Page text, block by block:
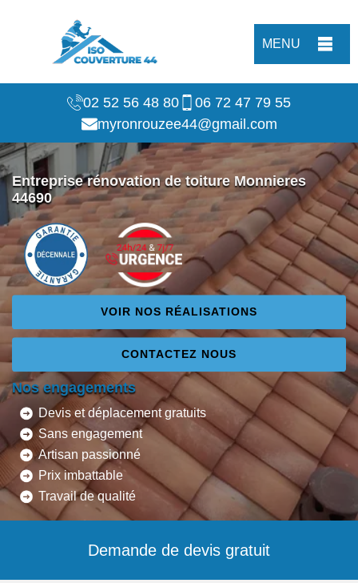
MENU
02 52 56 48 80
06 72 47 79 55
myronrouzee44@gmail.com
Entreprise rénovation de toiture Monnieres
44690
VOIR NOS RÉALISATIONS
CONTACTEZ NOUS
Nos engagements
Devis et déplacement gratuits
Sans engagement
Artisan passionné
Prix imbattable
Travail de qualité
Demande de devis gratuit